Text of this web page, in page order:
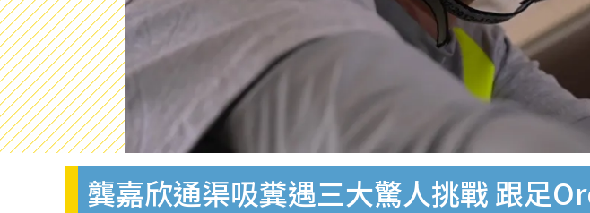
龔嘉欣通渠吸糞遇三大驚人挑戰 跟足